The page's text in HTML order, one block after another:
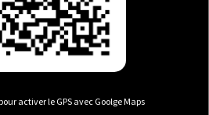
activer le GPS avec Goolge Maps